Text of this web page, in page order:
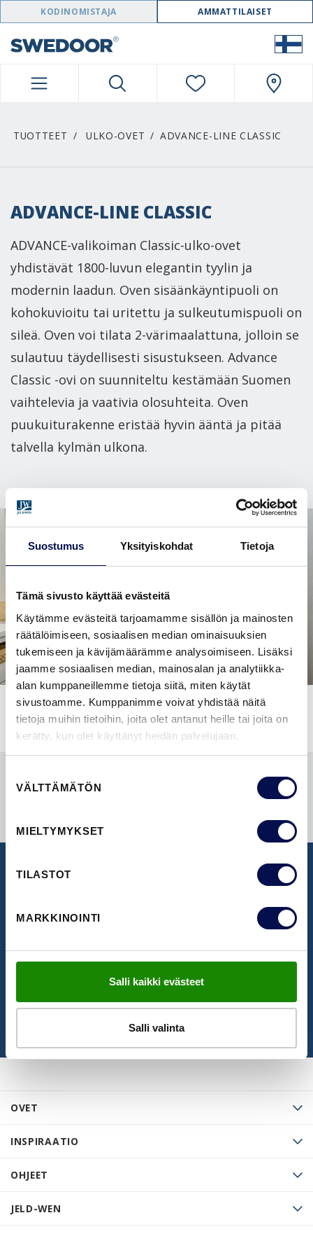
Suostumus Yksityiskohdat Tietoja
Tämä sivusto käyttää evästeitä
Käytämme evästeitä tarjoamamme sisällön ja mainosten
räätälöimiseen, sosiaalisen median ominaisuuksien
tukemiseen ja kävijämäärämme analysoimiseen. Lisäksi
jaamme sosiaalisen median, mainosalan ja analytiikka-
alan kumppaneillemme tietoja siitä, miten käytät
sivustoamme. Kumppanimme voivat yhdistää näitä
tietoja muihin tietoihin, joita olet antanut heille tai joita on
kerätty, kun olet käyttänyt heidän palvelujaan.
valinta
VÄLTTÄMÄTÖN
MIELTYMYKSET
TILASTOT
MARKKINOINTI
Salli kaikki evästeet
Salli valinta
SWEDOOR NAVIGATION
KODINOMISTAJA AMMATTILAISET
TUOTTEET ULKO-OVET ADVANCE-LINE CLASSIC
ADVANCE-LINE CLASSIC
ADVANCE-valikoiman Classic-ulko-ovet
yhdistävät 1800-luvun elegantin tyylin ja
modernin laadun. Oven sisäänkäyntipuoli on
kohokuvioitu tai uritettu ja sulkeutumispuoli on
sileä. Oven voi tilata 2-värimaalattuna, jolloin se
sulautuu täydellisesti sisustukseen. Advance
Classic -ovi on suunniteltu kestämään Suomen
vaihtelevia ja vaativia olosuhteita. Oven
puukuiturakenne eristää hyvin ääntä ja pitää
talvella kylmän ulkona.
OVET
INSPIRAATIO
OHJEET
JELD-WEN
Ota vastaan uusimmat uutiset ja ovi-ideat
TILAA UUTISKIRJE